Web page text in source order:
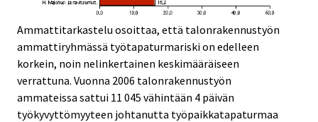
Ammattitarkastelu osoittaa, että talonrakennustyön
ammattiryhmässä työtapaturmariski on edelleen
korkein, noin nelinkertainen keskimääräiseen
verrattuna. Vuonna 2006 talonrakennustyön
ammateissa sattui 11 045 vähintään 4 päivän
työkyvyttömyyteen johtanutta työpaikkatapaturmaa